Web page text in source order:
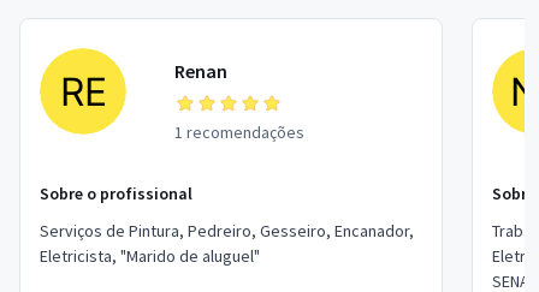
Renan
1 recomendações
Sobre o profissional
Serviços de Pintura, Pedreiro, Gesseiro, Encanador,
Eletricista, "Marido de aluguel"